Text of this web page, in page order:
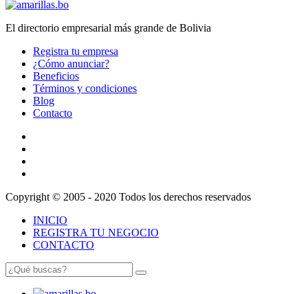
El directorio empresarial más grande de Bolivia
Registra tu empresa
¿Cómo anunciar?
Beneficios
Términos y condiciones
Blog
Contacto
Copyright © 2005 - 2020 Todos los derechos reservados
INICIO
REGISTRA TU NEGOCIO
CONTACTO